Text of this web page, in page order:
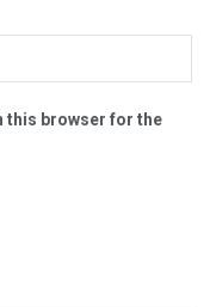
this browser for the